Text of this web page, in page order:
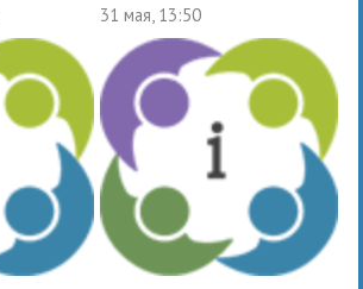
31 мая, 13:50